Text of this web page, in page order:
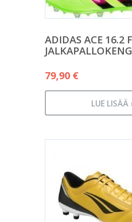
ADIDAS ACE 16.2
79,90 €
LUE LISÄÄ